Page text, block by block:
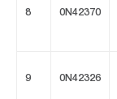
8 0N42370
9 0N42326